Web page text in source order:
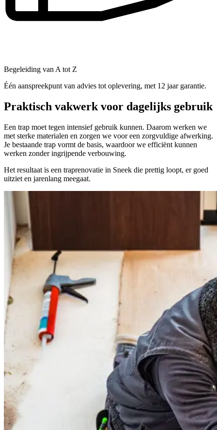
Begeleiding van A tot Z
Één aanspreekpunt van advies tot oplevering, met 12 jaar garantie.
Praktisch vakwerk voor dagelijks gebruik
Een trap moet tegen intensief gebruik kunnen. Daarom werken we
met sterke materialen en zorgen we voor een zorgvuldige afwerking.
Je bestaande trap vormt de basis, waardoor we efficiënt kunnen
werken zonder ingrijpende verbouwing.
Het resultaat is een traprenovatie in Sneek die prettig loopt, er goed
uitziet en jarenlang meegaat.